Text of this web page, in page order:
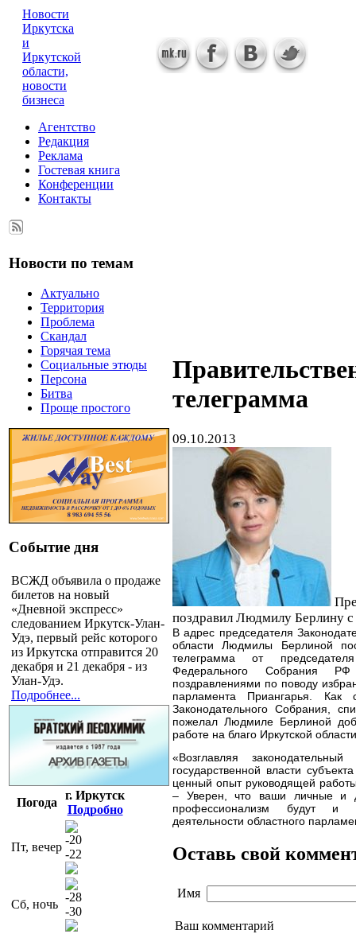
Новости
Иркутска
и
Иркутской
области,
новости
бизнеса
Агентство
Редакция
Реклама
Гостевая книга
Конференции
Контакты
Новости по темам
Актуально
Территория
Проблема
Скандал
Горячая тема
Социальные этюды
Персона
Битва
Проще простого
Событие дня
ВСЖД объявила о продаже
билетов на новый
«Дневной экспресс»
следованием Иркутск-Улан-
Удэ, первый рейс которого
из Иркутска отправится 20
декабря и 21 декабря - из
Улан-Удэ.
Подробнее...
Погода
г. Иркутск
Подробно
Пт, вечер
-20
-22
Сб, ночь
-28
-30
телеграмма
09.10.2013
поздравил Людмилу Берлину
В адрес председателя
области Людмилы Берлиной
телеграмма от
Федерального Собрания
поздравлениями по поводу
парламента Приангарья. Как
Законодательного Собрания,
пожелал Людмиле Берлиной
работе на благо Иркутской
«Возглавляя
государственной власти
ценный опыт руководящей
– Уверен, что ваши личные и
профессионализм будут и
деятельности областного
Оставь свой
Имя
Ваш комментарий